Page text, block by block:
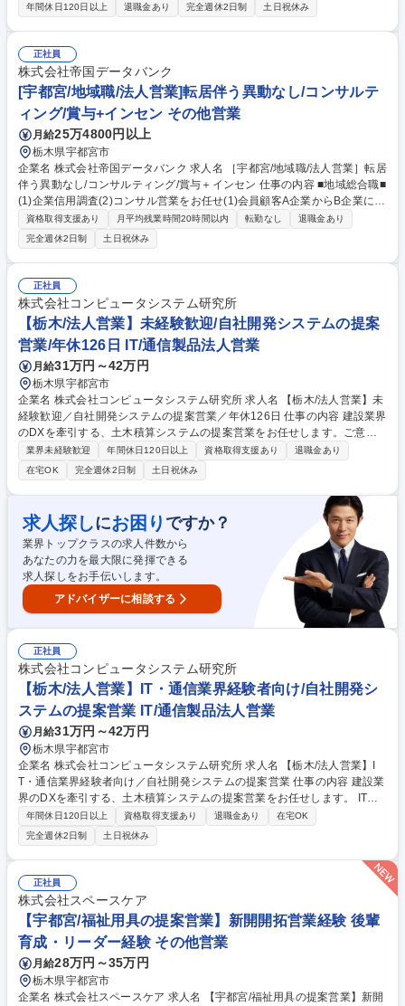
やマーケティング等の支援を行い、代理店の経営をサポートいただきます
ト(教育、販売戦略の立案、商品勉強会等)(3)代理店の経営支援(経営計画の
策定支援、管理)(4)担当エリアのマーケット動向及び消費者ニーズの分
析、同業他社の販売戦略分析(5)代理店の新規開拓業務（目安：年2件程度
各代理店営業拠点メンバーで協力しながら開拓活動を行っています） 募集
職種 【宇都宮/代理店向けコンサルティング営業】第二新卒歓迎/異業界出
身者多数
年間休日120日以上 退職金あり 完全週休2日制 土日祝休み
正社員
株式会社帝国データバンク
[宇都宮/地域職/法人営業]転居伴う異動なし/コンサルテ
ィング/賞与+インセン その他営業
月給25万4800円以上
栃木県宇都宮市
企業名 株式会社帝国データバンク 求人名 ［宇都宮/地域職/法人営業］転居
伴う異動なし/コンサルティング/賞与＋インセン 仕事の内容 ■地域総合職■
(1)企業信用調査(2)コンサル営業をお任せ(1)会員顧客A企業からB企業に対
する調査依頼を受け「企業信用調査」を実施。企業間商取引の円滑化支援
(2)会員顧客へのコンサル営業＋会員獲得への営業 ■信用調査(約80項目)：
事業内容やビジネスモデル、財務状況の聞き取り ■提案営業内容：業界動
向・市場情報等のデータベース提供、新規顧客先への信用調査の実施、後
継者育成・事業承継支援等独自サービスの提案【魅力】顧客に対し伴走型
の課題解決支援ができ、売り切り営業では無いため自らの提案による企業
の改善を間近に感じられます。(飛び込み営業なし)経営層との対峙機会が
多く様々なスキル向上が期待できます。 募集職種 ［宇都宮/地域職/法人営
業］転居伴う異動なし/コンサルティング/賞与＋インセン
資格取得支援あり 月平均残業時間20時間以内 転勤なし
退職金あり
完全週休2日制
土日祝休み
正社員
株式会社コンピュータシステム研究所
【栃木/法人営業】未経験歓迎/自社開発システムの提案
営業/年休126日 IT/通信製品法人営業
月給31万円～42万円
栃木県宇都宮市
企業名 株式会社コンピュータシステム研究所 求人名 【栃木/法人営業】未
経験歓迎／自社開発システムの提案営業／年休126日 仕事の内容 建設業界
のDXを牽引する、土木積算システムの提案営業をお任せします。ご意欲
があれば未経験からでも、「顧客の経営課題を解決する」価値の高い提案
営業に挑戦できる環境です。 まずは、専門スタッフが獲得したニーズに対
し、自社製品を用いた課題解決を提案する「新規開拓」からスタート。製
品知識や業界を深く理解することを目指します。実務に慣れた後は「既存
顧客営業」へと幅を広げていただきます。入社後は座学とOJTで着実に成
長できる環境。自ら学び取っていく成長意欲があれば未経験からでもご活
躍いただくことができます。 募集職種 【栃木/法人営業】未経験歓迎／自
社開発システムの提案営業／年休126日
業界未経験歓迎 年間休日120日以上 資格取得支援あり
退職金あり
在宅OK
完全週休2日制 土日祝休み
求人探しにお困り ですか？
業界トップクラスの求人件数から
あなたの力を最大限に発揮できる
求人探しをお手伝いします。
アドバイザーに相談する
正社員
株式会社コンピュータシステム研究所
【栃木/法人営業】IT・通信業界経験者向け/自社開発シ
ステムの提案営業 IT/通信製品法人営業
月給31万円～42万円
栃木県宇都宮市
企業名 株式会社コンピュータシステム研究所 求人名 【栃木/法人営業】I
T・通信業界経験者向け／自社開発システムの提案営業 仕事の内容 建設業
界のDXを牽引する、土木積算システムの提案営業をお任せします。 IT・
通信業界での経験を活かして、「顧客の経営課題を解決する」価値の高い
提案営業に挑戦できる環境です。 まずは、専門スタッフが獲得したニーズ
に対し、自社製品を用いた課題解決を提案する「新規開拓」からスター
ト。製品知識や業界を深く理解することを目指します。実務に慣れた後は
「既存顧客営業」へと幅を広げていただきます。入社後は座学とOJTで着
実に成長できる環境。自ら学び取っていく成長意欲があればIT・通信業界
でのご経験を活かしてご活躍いただくことができます。 募集職種 【栃木/
法人営業】IT・通信業界経験者向け／自社開発システムの提案営業
年間休日120日以上 資格取得支援あり 退職金あり
在宅OK
完全週休2日制
土日祝休み
正社員
株式会社スペースケア
【宇都宮/福祉用具の提案営業】新開開拓営業経験 後輩
育成・リーダー経験 その他営業
月給28万円～35万円
栃木県宇都宮市
企業名 株式会社スペースケア 求人名 【宇都宮/福祉用具の提案営業】新開